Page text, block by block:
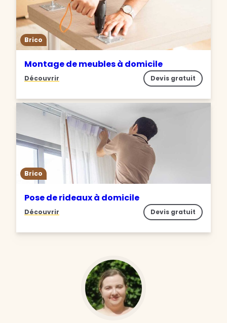
Brico
Montage de meubles à domicile
Découvrir Devis gratuit
Brico
Pose de rideaux à domicile
Découvrir Devis gratuit